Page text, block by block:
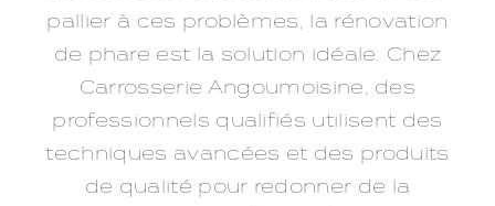
pallier à ces problèmes, la rénovation
de phare est la solution idéale. Chez
Carrosserie Angoumoisine, des
professionnels qualifiés utilisent des
techniques avancées et des produits
de qualité pour redonner de la